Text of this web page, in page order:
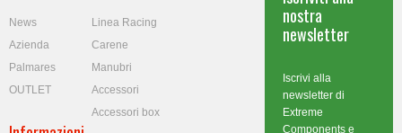
News
Azienda
Palmares
OUTLET
Linea Racing
Carene
Manubri
Accessori
Accessori box
nostra
newsletter
Iscrivi alla
newsletter di
Extreme
Components e